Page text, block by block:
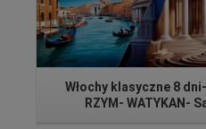
Włochy klasyczne 8
RZYM- WATYKAN-